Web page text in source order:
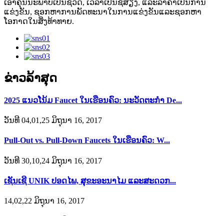
ເອົາຄຸນນະພາບເປັນຊີວິດ, ເວລາເປັນຊື່ສຽງ, ແລະລາຄາເປັນການ
ແຂ່ງຂັນ, ຊອກຫາການພັດທະນາໃນການແຂ່ງຂັນແລະຊອກຫາ
ໂອກາດໃນສິ່ງທ້າທາຍ.
ຂ່າວລ້າສຸດ
2025 ແນວໂນ້ມ Faucet ໃນເຮືອນຄົວ: ນະວັດຕະກໍາ De...
ວັນທີ 04,01,25 ມິຖຸນາ 16, 2017
Pull-Out vs. Pull-Down Faucets ໃນເຮືອນຄົວ: W...
ວັນທີ 30,10,24 ມິຖຸນາ 16, 2017
ເຊັນເຊີ UNIK ປອດໄພ, ສຸຂະອະນາໄມ ແລະສະດວກ...
14,02,22 ມິຖຸນາ 16, 2017